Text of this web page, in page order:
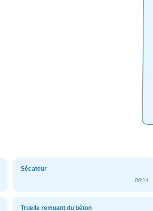
Sécateur
00:14
Truelle remuant du béton